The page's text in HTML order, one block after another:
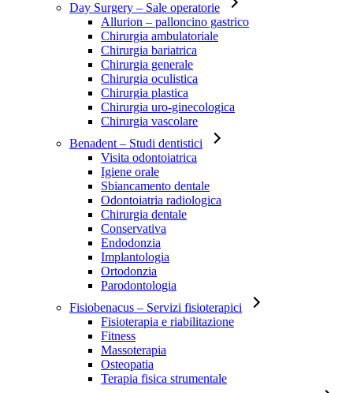
Day Surgery – Sale operatorie
Allurion – palloncino gastrico
Chirurgia ambulatoriale
Chirurgia bariatrica
Chirurgia generale
Chirurgia oculistica
Chirurgia plastica
Chirurgia uro-ginecologica
Chirurgia vascolare
Benadent – Studi dentistici
Visita odontoiatrica
Igiene orale
Sbiancamento dentale
Odontoiatria radiologica
Chirurgia dentale
Conservativa
Endodonzia
Implantologia
Ortodonzia
Parodontologia
Fisiobenacus – Servizi fisioterapici
Fisioterapia e riabilitazione
Fitness
Massoterapia
Osteopatia
Terapia fisica strumentale